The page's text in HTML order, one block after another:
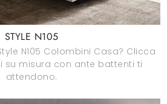
STYLE N105
N105 Colombini Casa? Clicca
su misura con ante battenti ti
attendono.